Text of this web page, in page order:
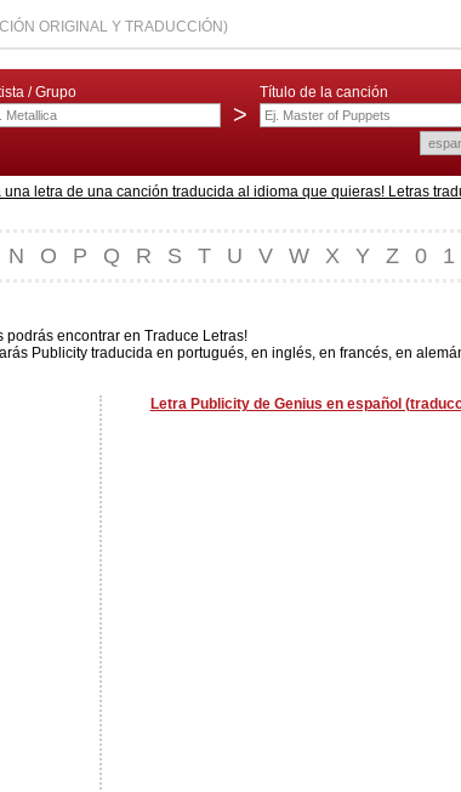
ORIGINAL Y TRADUCCIÓN)
/ Grupo
>
Título de la canción
una letra de una canción traducida al idioma que quieras! Letras
N O P Q R S T U V W X Y Z 0 1
encontrar en Traduce Letras!
Publicity traducida en portugués, en inglés, en francés, en
Letra Publicity de Genius en español